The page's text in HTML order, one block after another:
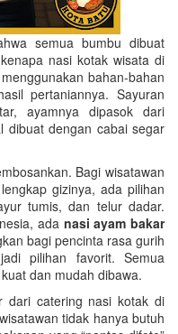
semua bumbu dibuat
nasi kotak wisata di
bahan-bahan
pertaniannya. Sayuran
ayamnya dipasok dari
dibuat dengan cabai segar
Bagi wisatawan
gizinya, ada pilihan
tumis, dan telur dadar.
ada nasi ayam bakar
bagi pencinta rasa gurih
pilihan favorit. Semua
dan mudah dibawa.
dari catering nasi kotak di
tidak hanya butuh